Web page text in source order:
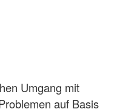
Umgang mit
auf Basis